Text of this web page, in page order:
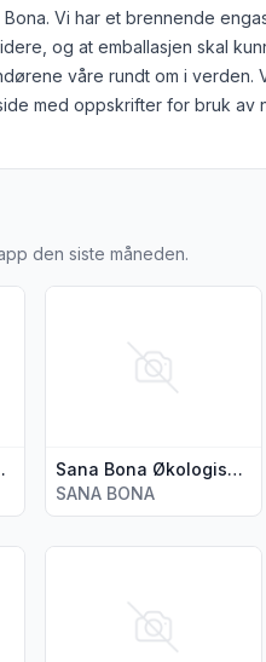
Vi har et brennende
og at emballasjen skal
våre rundt om i verden.
med oppskrifter for bruk av
den siste måneden.
1000g
Sana Bona Økologiske Mandler 1000g
SANA BONA
Vis flere detaljer for
Cornflakes 35g"
"Tørket Mango Økol"
Vis flere detaljer for